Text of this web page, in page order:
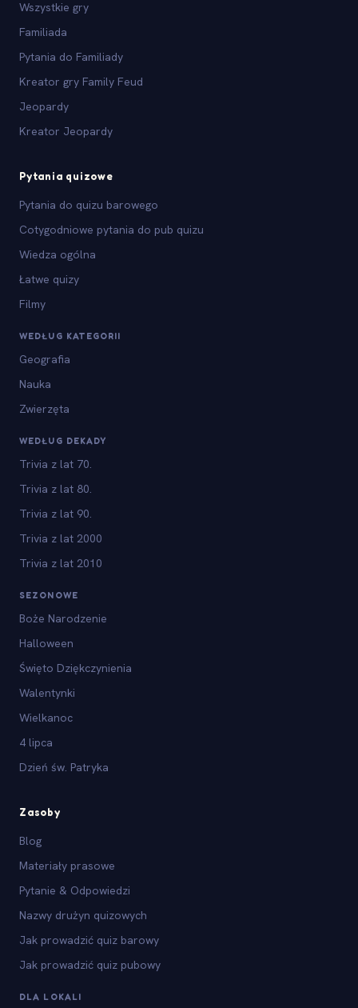
Wszystkie gry
Familiada
Pytania do Familiady
Kreator gry Family Feud
Jeopardy
Kreator Jeopardy
Pytania quizowe
Pytania do quizu barowego
Cotygodniowe pytania do pub quizu
Wiedza ogólna
Łatwe quizy
Filmy
WEDŁUG KATEGORII
Geografia
Nauka
Zwierzęta
WEDŁUG DEKADY
Trivia z lat 70.
Trivia z lat 80.
Trivia z lat 90.
Trivia z lat 2000
Trivia z lat 2010
SEZONOWE
Boże Narodzenie
Halloween
Święto Dziękczynienia
Walentynki
Wielkanoc
4 lipca
Dzień św. Patryka
Zasoby
Blog
Materiały prasowe
Pytanie & Odpowiedzi
Nazwy drużyn quizowych
Jak prowadzić quiz barowy
Jak prowadzić quiz pubowy
DLA LOKALI